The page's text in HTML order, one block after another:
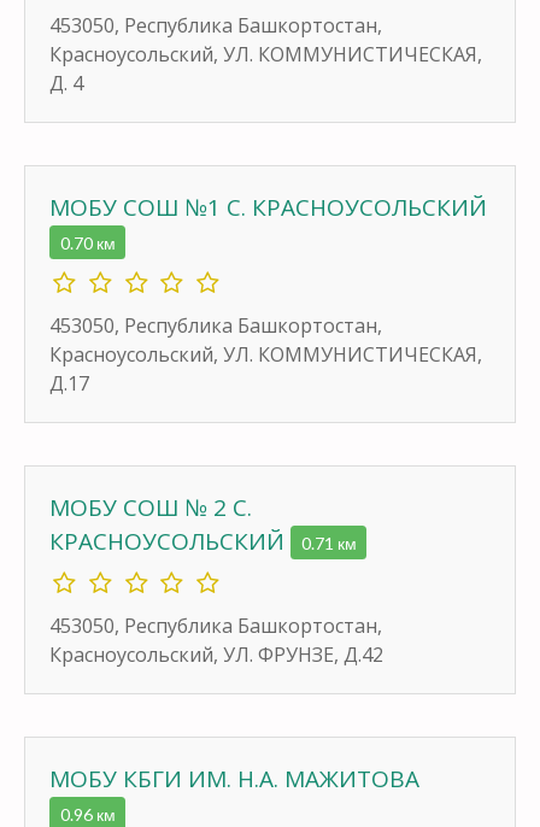
453050, Республика Башкортостан,
Красноусольский, УЛ. КОММУНИСТИЧЕСКАЯ,
Д. 4
МОБУ СОШ №1 С. КРАСНОУСОЛЬСКИЙ
0.70 км
453050, Республика Башкортостан,
Красноусольский, УЛ. КОММУНИСТИЧЕСКАЯ,
Д.17
МОБУ СОШ № 2 С.
КРАСНОУСОЛЬСКИЙ
0.71 км
453050, Республика Башкортостан,
Красноусольский, УЛ. ФРУНЗЕ, Д.42
МОБУ КБГИ ИМ. Н.А. МАЖИТОВА
0.96 км